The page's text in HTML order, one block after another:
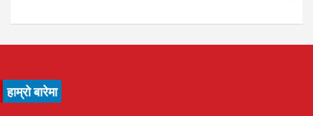
हाम्रो बारेमा